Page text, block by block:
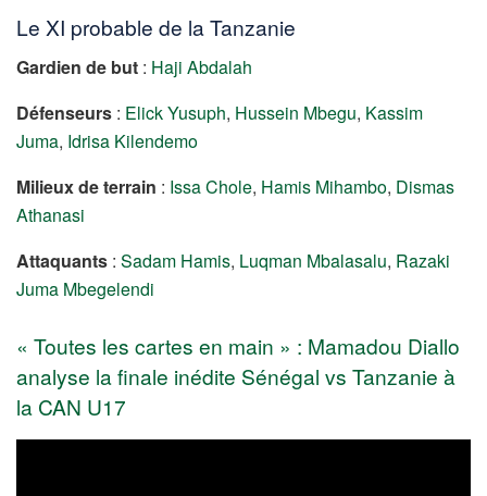
Le XI probable de la Tanzanie
Gardien de but : Haji Abdalah
Défenseurs : Elick Yusuph, Hussein Mbegu, Kassim
Juma, Idrisa Kilendemo
Milieux de terrain : Issa Chole, Hamis Mihambo, Dismas
Athanasi
Attaquants : Sadam Hamis, Luqman Mbalasalu, Razaki
Juma Mbegelendi
« Toutes les cartes en main » : Mamadou Diallo
analyse la finale inédite Sénégal vs Tanzanie à
la CAN U17